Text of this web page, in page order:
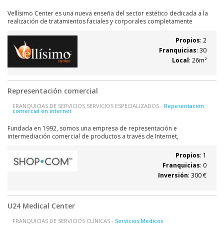
Vellísimo Center es una nueva enseña del sector estético dedicada a la
realización de tratamientos faciales y corporales completamente
rejuvenecimiento facial, difuminar manchas en la piel y tratamientos
vasculares. Vellísimo...
Propios: 2
Franquicias: 30
Local: 26m²
Representación comercial
FRANQUICIAS DE SERVICIOS SERVICIOS ESPECIALIZADOS - Repesentación
comercial en internet
Fundada en 1992, somos una empresa de representación e
intermediación comercial de productos a través de Internet,
Realizamos operaciones internacionales en Australia, Canadá, Hong
Kong, Taiwán, Reino Unido, España,...
Propios: 1
Franquicias: 0
Inversión: 300 €
U24 Medical Center
FRANQUICIAS DE SERVICIOS CLÍNICAS - Servicios Medicos